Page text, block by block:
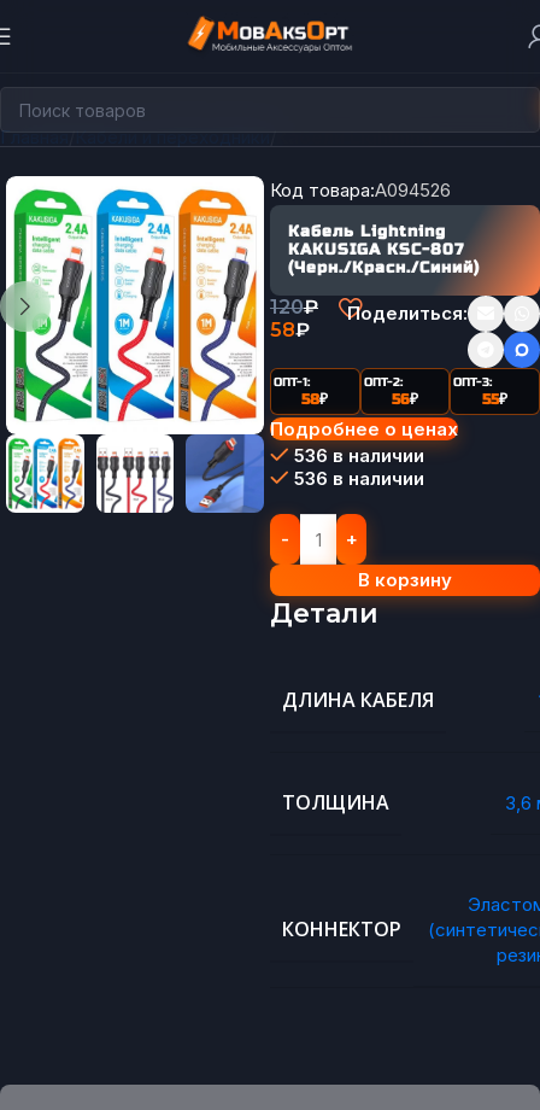
Главная Кабели и переходники Кабели Lightning
Код товара:A094526
Кабель Lightning
KAKUSIGA KSC-807
(Черн./Красн./Синий)
120₽
58₽
Поделиться:
ОПТ-1:
58₽
ОПТ-2:
56₽
ОПТ-3:
55₽
Подробнее о ценах
536 в наличии
536 в наличии
В корзину
Детали
ДЛИНА КАБЕЛЯ
ТОЛЩИНА 3,6
КОННЕКТОР